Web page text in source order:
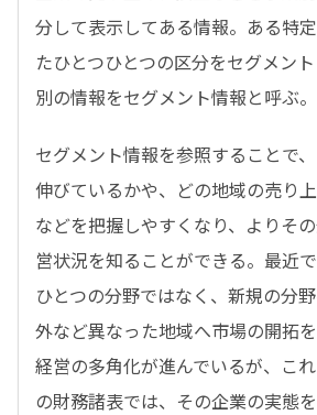
分して表示してある情報。ある特
たひとつひとつの区分をセグメン
別の情報をセグメント情報と呼ぶ。
セグメント情報を参照することで
伸びているかや、どの地域の売り
などを把握しやすくなり、よりそ
営状況を知ることができる。最近
ひとつの分野ではなく、新規の分
外など異なった地域へ市場の開拓
経営の多角化が進んでいるが、こ
の財務諸表では、その企業の実態